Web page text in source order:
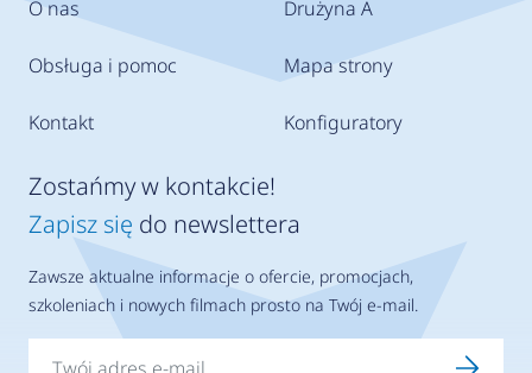
O nas
Obsługa i pomoc
Kontakt
Drużyna A
Mapa strony
Konfiguratory
Zostańmy w kontakcie!
Zapisz się do newslettera
Zawsze aktualne informacje o ofercie, promocjach,
szkoleniach i nowych filmach prosto na Twój e-mail.